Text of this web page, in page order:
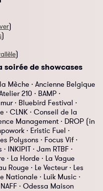
)
)
)
soirée de showcases
Mèche · Ancienne Belgique
210 · BAMP ·
· Bluebird Festival ·
· CLNK · Conseil de la
Management · DROP (in
· Eristic Fuel ·
Polysons · Focus Vif ·
INKIPIT · Jam RTBF ·
· La Horde · La Vague
Rouge · Le Vecteur · Les
Nationale · Luik Music ·
· Odessa Maison